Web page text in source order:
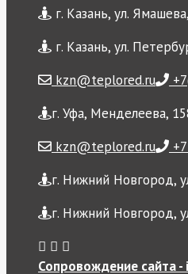
г. Казань, ул.
г. Казань, ул.
kzn@teplored.ru
г. Уфа, Менделеева,
kzn@teplored.ru
г. Нижний Новгород,
г. Нижний Новгород,
Сопровождение сайта -